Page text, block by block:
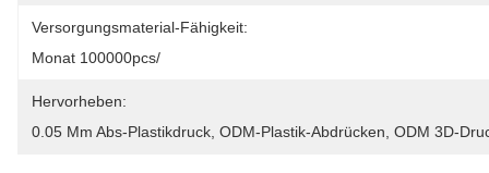
Versorgungsmaterial-Fähigkeit:
Monat 100000pcs/
Hervorheben:
0.05 Mm Abs-Plastikdruck ODM-Plastik-Abdrücken ODM 3D-